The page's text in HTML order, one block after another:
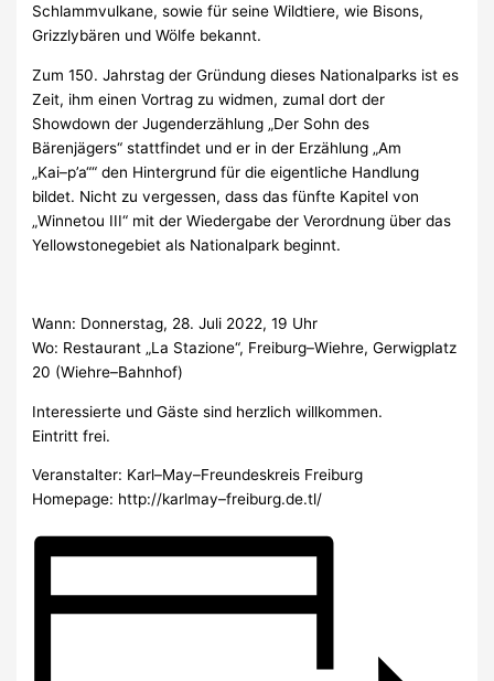
Schlammvulkane, sowie für seine Wildtiere, wie Bisons,
Grizzlybären und Wölfe bekannt.
Zum 150. Jahrstag der Gründung dieses Nationalparks ist es
Zeit, ihm einen Vortrag zu widmen, zumal dort der
Showdown der Jugenderzählung „Der Sohn des
Bärenjägers“ stattfindet und er in der Erzählung „Am
„Kai–p’a““ den Hintergrund für die eigentliche Handlung
bildet. Nicht zu vergessen, dass das fünfte Kapitel von
„Winnetou III“ mit der Wiedergabe der Verordnung über das
Yellowstonegebiet als Nationalpark beginnt.
Wann: Donnerstag, 28. Juli 2022, 19 Uhr
Wo: Restaurant „La Stazione“, Freiburg–Wiehre, Gerwigplatz
20 (Wiehre–Bahnhof)
Interessierte und Gäste sind herzlich willkommen.
Eintritt frei.
Veranstalter: Karl–May–Freundeskreis Freiburg
Homepage: http://karlmay–freiburg.de.tl/